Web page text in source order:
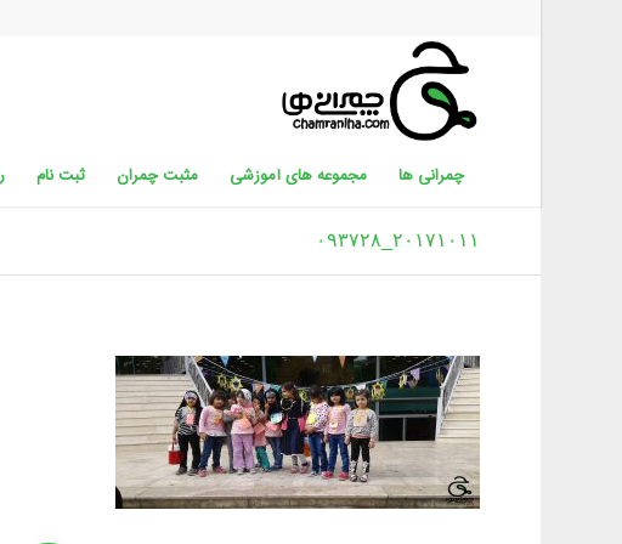
چمرانی ها مجموعه های آموزشی مثبت چمران ثبت نام
۲۰۱۷۱۰۱۱_۰۹۳۷۲۸